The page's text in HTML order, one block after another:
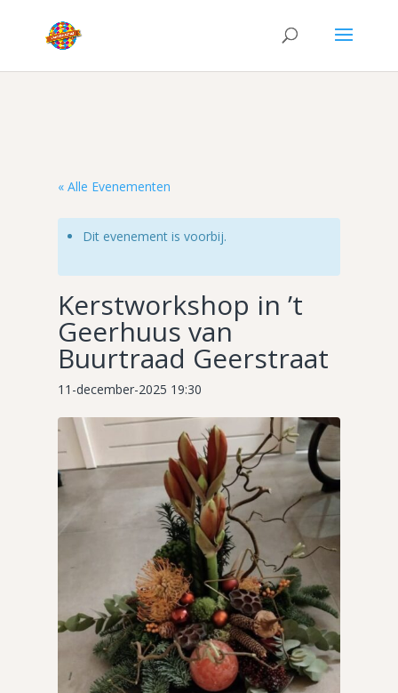
« Alle Evenementen
Dit evenement is voorbij.
Kerstworkshop in ’t
Geerhuus van
Buurtraad Geerstraat
11-december-2025 19:30